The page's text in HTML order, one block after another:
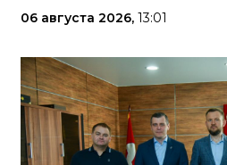
06 августа 2026, 13:01